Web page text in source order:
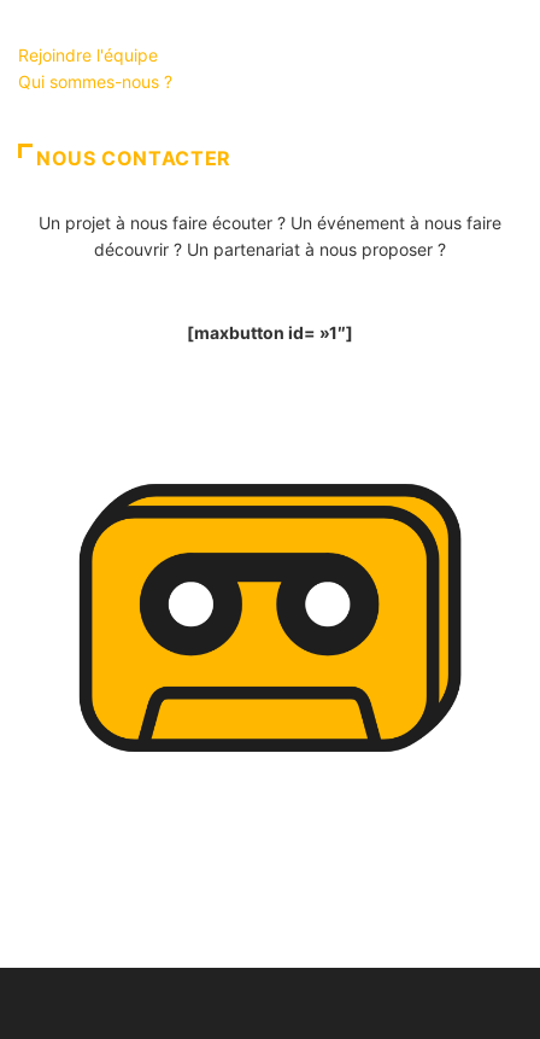
Rejoindre l'équipe
Qui sommes-nous ?
NOUS CONTACTER
Un projet à nous faire écouter ? Un événement à nous faire
découvrir ? Un partenariat à nous proposer ?
[maxbutton id= »1″]